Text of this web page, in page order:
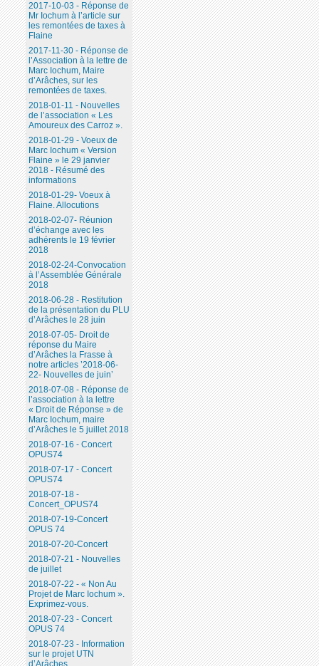
2017-10-03 - Réponse de
Mr Iochum à l’article sur
les remontées de taxes à
Flaine
2017-11-30 - Réponse de
l’Association à la lettre de
Marc Iochum, Maire
d’Arâches, sur les
remontées de taxes.
2018-01-11 - Nouvelles
de l’association « Les
Amoureux des Carroz ».
2018-01-29 - Voeux de
Marc Iochum « Version
Flaine » le 29 janvier
2018 - Résumé des
informations
2018-01-29- Voeux à
Flaine. Allocutions
2018-02-07- Réunion
d’échange avec les
adhérents le 19 février
2018
2018-02-24-Convocation
à l’Assemblée Générale
2018
2018-06-28 - Restitution
de la présentation du PLU
d’Arâches le 28 juin
2018-07-05- Droit de
réponse du Maire
d’Arâches la Frasse à
notre articles ’2018-06-
22- Nouvelles de juin’
2018-07-08 - Réponse de
l’association à la lettre
« Droit de Réponse » de
Marc Iochum, maire
d’Arâches le 5 juillet 2018
2018-07-16 - Concert
OPUS74
2018-07-17 - Concert
OPUS74
2018-07-18 -
Concert_OPUS74
2018-07-19-Concert
OPUS 74
2018-07-20-Concert
2018-07-21 - Nouvelles
de juillet
2018-07-22 - « Non Au
Projet de Marc Iochum ».
Exprimez-vous.
2018-07-23 - Concert
OPUS 74
2018-07-23 - Information
sur le projet UTN